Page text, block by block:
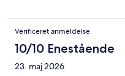
Verificeret anmeldelse
10/10 Enestående
23. maj 2026